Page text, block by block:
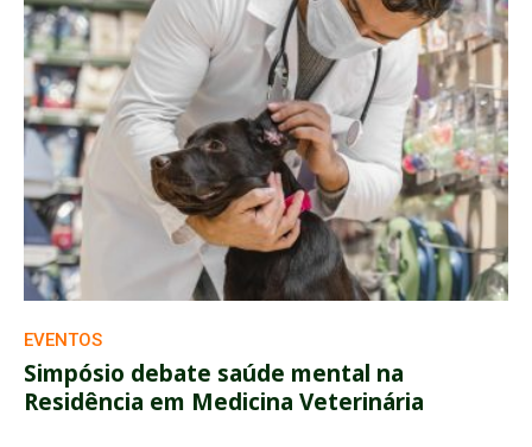
EVENTOS
Simpósio debate saúde mental na
Residência em Medicina Veterinária